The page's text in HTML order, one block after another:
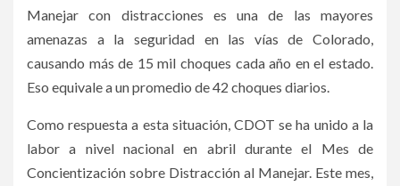
Manejar con distracciones es una de las mayores
amenazas a la seguridad en las vías de Colorado,
causando más de 15 mil choques cada año en el estado.
Eso equivale a un promedio de 42 choques diarios.
Como respuesta a esta situación, CDOT se ha unido a la
labor a nivel nacional en abril durante el Mes de
Concientización sobre Distracción al Manejar. Este mes,